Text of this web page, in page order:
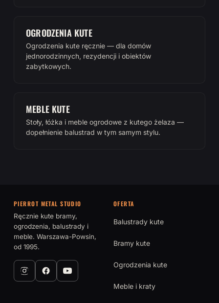
OGRODZENIA KUTE
Ogrodzenia kute ręcznie — dla domów
jednorodzinnych, rezydencji i obiektów
zabytkowych.
MEBLE KUTE
Stoły, łóżka i meble ogrodowe z kutego żelaza —
dopełnienie balustrad w tym samym stylu.
PIERROT METAL STUDIO
Ręcznie kute bramy,
ogrodzenia, balustrady i
meble. Warszawa-Powsin,
od 1995.
OFERTA
Balustrady kute
Bramy kute
Ogrodzenia kute
Meble i kraty